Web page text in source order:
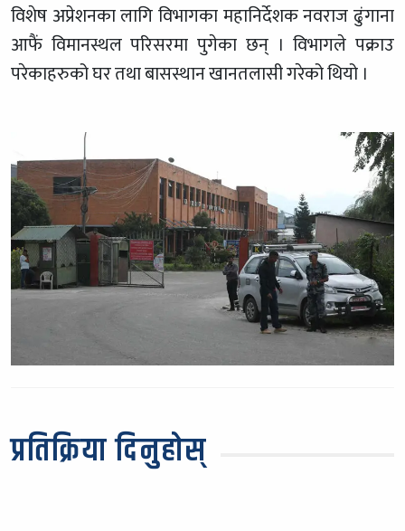
विशेष अप्रेशनका लागि विभागका महानिर्देशक नवराज ढुंगाना
आफैं विमानस्थल परिसरमा पुगेका छन् । विभागले पक्राउ
परेकाहरुको घर तथा बासस्थान खानतलासी गरेको थियो ।
प्रतिक्रिया दिनुहोस्